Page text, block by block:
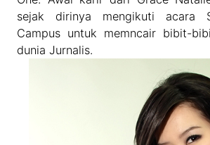
sejak dirinya mengikuti acara
Campus untuk memncair bibit-
dunia Jurnalis.